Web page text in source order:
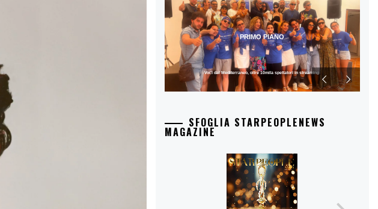
Voci dal Mediterraneo, oltre 10mila spettatori in streaming
PRIMO PIANO
SFOGLIA STARPEOPLENEWS
MAGAZINE